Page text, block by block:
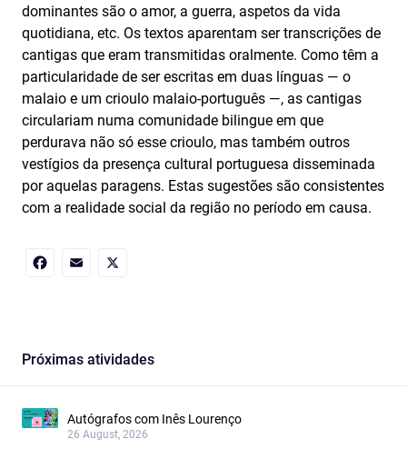
dominantes são o amor, a guerra, aspetos da vida
quotidiana, etc. Os textos aparentam ser transcrições de
cantigas que eram transmitidas oralmente. Como têm a
particularidade de ser escritas em duas línguas — o
malaio e um crioulo malaio-português —, as cantigas
circulariam numa comunidade bilingue em que
perdurava não só esse crioulo, mas também outros
vestígios da presença cultural portuguesa disseminada
por aquelas paragens. Estas sugestões são consistentes
com a realidade social da região no período em causa.
Próximas atividades
Autógrafos com Inês Lourenço
26 August, 2026